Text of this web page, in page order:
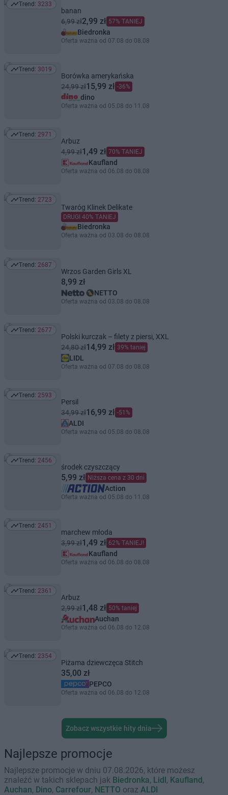
Trend: 3233
Trend: 3233
banan
6,99 zł2,99 zł 57% TANIEJ
Biedronka
Oferta ważna od 07.08 do 08.08
Trend: 3019
Trend: 3019
Borówka amerykańska
24,99 zł15,99 zł -36%
dino
Oferta ważna od 05.08 do 11.08
Trend: 2971
Trend: 2971
Arbuz
4,99 zł1,49 zł 70% TANIEJ
Kaufland
Oferta ważna od 06.08 do 08.08
Trend: 2723
Trend: 2723
Twaróg Klinek Delikate
DRUGI 40% TANIEJ
Biedronka
Oferta ważna od 03.08 do 08.08
Trend: 2687
Trend: 2687
Wrzos Garden Girls XL
8,99 zł
NETTO
Oferta ważna od 03.08 do 08.08
Trend: 2677
Trend: 2677
Polski kurczak – filety z piersi, XXL
24,80 zł14,99 zł 39% taniej
LIDL
Oferta ważna od 07.08 do 08.08
Trend: 2593
Trend: 2593
Persil
34,99 zł16,99 zł -51%
ALDI
Oferta ważna od 05.08 do 08.08
Trend: 2456
Trend: 2456
środek czyszczący
5,99 zł Niższa cena z 30 dni
Action
Oferta ważna od 05.08 do 11.08
Trend: 2451
Trend: 2451
marchew młoda
3,99 zł1,49 zł 62% TANIEJ!
Kaufland
Oferta ważna od 06.08 do 08.08
Trend: 2361
Trend: 2361
Arbuz
2,99 zł1,48 zł 50% taniej
Auchan
Oferta ważna od 06.08 do 12.08
Trend: 2354
Trend: 2354
Piżama dziewczęca Stitch
35,00 zł
PEPCO
Oferta ważna od 06.08 do 12.08
Zobacz wszystkie hity dnia
Najlepsze promocje
Najlepsze promocje w dniu 07.08.2026, które możesz
znaleźć w takich sklepach jak Biedronka, Lidl, Kaufland,
Auchan, Dino, Carrefour, NETTO oraz ALDI